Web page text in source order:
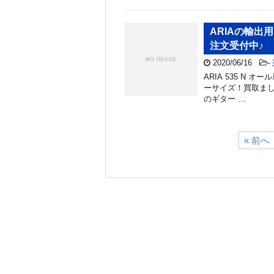
ARIAの輸出
注文受付中♪
2020/06/16 -
ARIA 535 N オー
ーサイズ！買取ま
のギター …
« 前へ